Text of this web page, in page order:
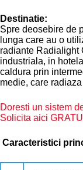
Destinatie:
Spre deosebire de
lunga care au o
radiante Radialight
industriala, in
caldura prin
medie, care
Doresti un sistem
Solicita aici
Caracteristici